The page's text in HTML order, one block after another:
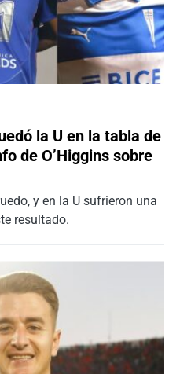
la U en la tabla de
de O’Higgins sobre
y en la U sufrieron una
resultado.